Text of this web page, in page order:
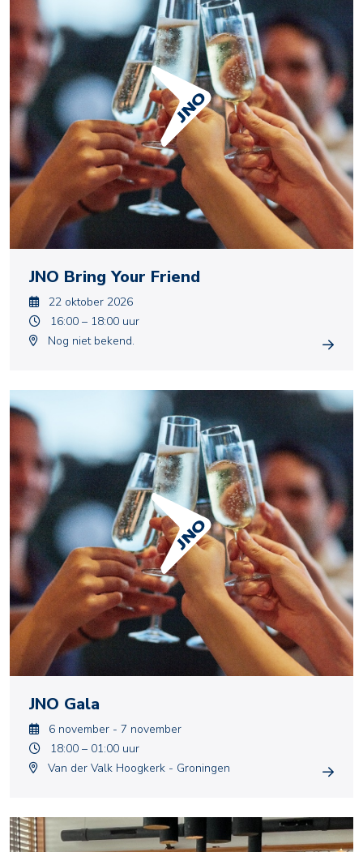
JNO Bring Your Friend
22 oktober 2026
16:00 – 18:00 uur
Nog niet bekend.
JNO Gala
6 november - 7 november
18:00 – 01:00 uur
Van der Valk Hoogkerk - Groningen